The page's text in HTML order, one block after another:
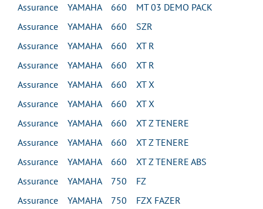
Assurance YAMAHA 660 MT 03 DEMO PACK
Assurance YAMAHA 660 SZR
Assurance YAMAHA 660 XT R
Assurance YAMAHA 660 XT R
Assurance YAMAHA 660 XT X
Assurance YAMAHA 660 XT X
Assurance YAMAHA 660 XT Z TENERE
Assurance YAMAHA 660 XT Z TENERE
Assurance YAMAHA 660 XT Z TENERE ABS
Assurance YAMAHA 750 FZ
Assurance YAMAHA 750 FZX FAZER